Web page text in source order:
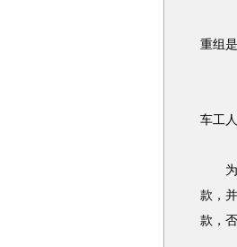
重组
就
车工
为
款，
款，